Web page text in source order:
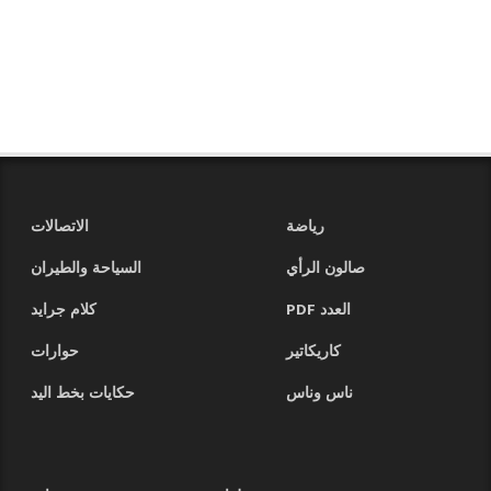
رياضة
الاتصالات
صالون الرأي
السياحة والطيران
العدد PDF
كلام جرايد
كاريكاتير
حوارات
ناس وناس
حكايات بخط اليد